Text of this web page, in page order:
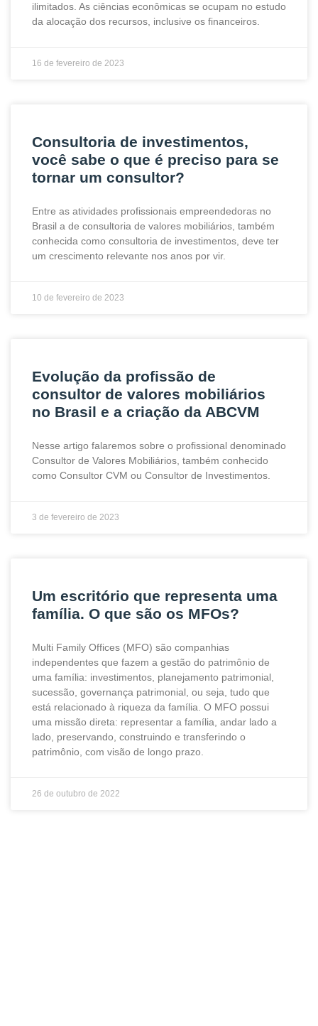
ilimitados. As ciências econômicas se ocupam no estudo
da alocação dos recursos, inclusive os financeiros.
16 de fevereiro de 2023
Consultoria de investimentos,
você sabe o que é preciso para se
tornar um consultor?
Entre as atividades profissionais empreendedoras no
Brasil a de consultoria de valores mobiliários, também
conhecida como consultoria de investimentos, deve ter
um crescimento relevante nos anos por vir.
10 de fevereiro de 2023
Evolução da profissão de
consultor de valores mobiliários
no Brasil e a criação da ABCVM
Nesse artigo falaremos sobre o profissional denominado
Consultor de Valores Mobiliários, também conhecido
como Consultor CVM ou Consultor de Investimentos.
3 de fevereiro de 2023
Um escritório que representa uma
família. O que são os MFOs?
Multi Family Offices (MFO) são companhias
independentes que fazem a gestão do patrimônio de
uma família: investimentos, planejamento patrimonial,
sucessão, governança patrimonial, ou seja, tudo que
está relacionado à riqueza da família. O MFO possui
uma missão direta: representar a família, andar lado a
lado, preservando, construindo e transferindo o
patrimônio, com visão de longo prazo.
26 de outubro de 2022